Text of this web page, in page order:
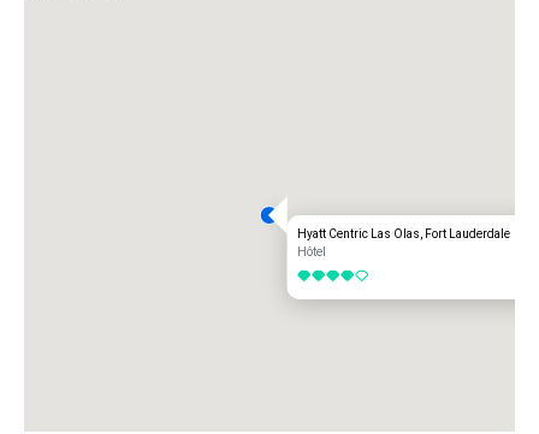
Hyatt Centric Las Olas, Fort Lauderdale
Hôtel
4 sur 5